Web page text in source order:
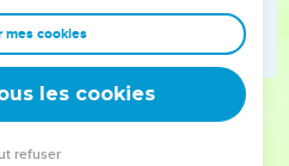
qui ne l'est qu'au-dehors, et
Circoncision, qui est faite par
au-dedans ; et la [véritable]
du coeur en esprit, [et] non pas
mes cookies
les cookies
refuser